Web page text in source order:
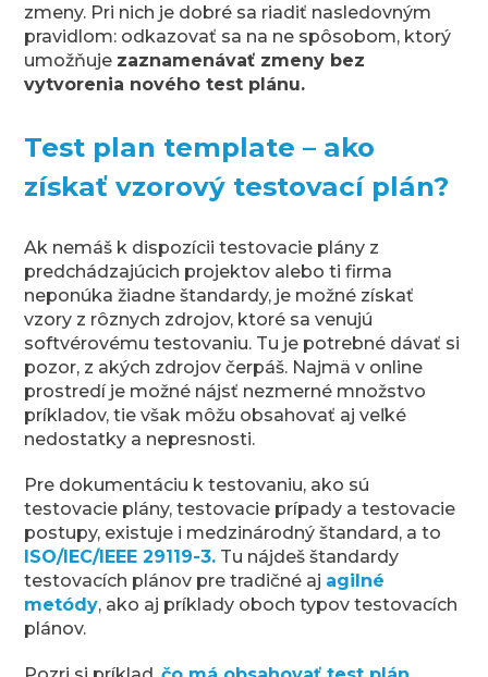
zmeny. Pri nich je dobré sa riadiť nasledovným
pravidlom: odkazovať sa na ne spôsobom, ktorý
umožňuje zaznamenávať zmeny bez
vytvorenia nového test plánu.
Test plan template – ako
získať vzorový testovací plán?
Ak nemáš k dispozícii testovacie plány z
predchádzajúcich projektov alebo ti firma
neponúka žiadne štandardy, je možné získať
vzory z rôznych zdrojov, ktoré sa venujú
softvérovému testovaniu. Tu je potrebné dávať si
pozor, z akých zdrojov čerpáš. Najmä v online
prostredí je možné nájsť nezmerné množstvo
príkladov, tie však môžu obsahovať aj veľké
nedostatky a nepresnosti.
Pre dokumentáciu k testovaniu, ako sú
testovacie plány, testovacie prípady a testovacie
postupy, existuje i medzinárodný štandard, a to
ISO/IEC/IEEE 29119-3. Tu nájdeš štandardy
testovacích plánov pre tradičné aj agilné
metódy, ako aj príklady oboch typov testovacích
plánov.